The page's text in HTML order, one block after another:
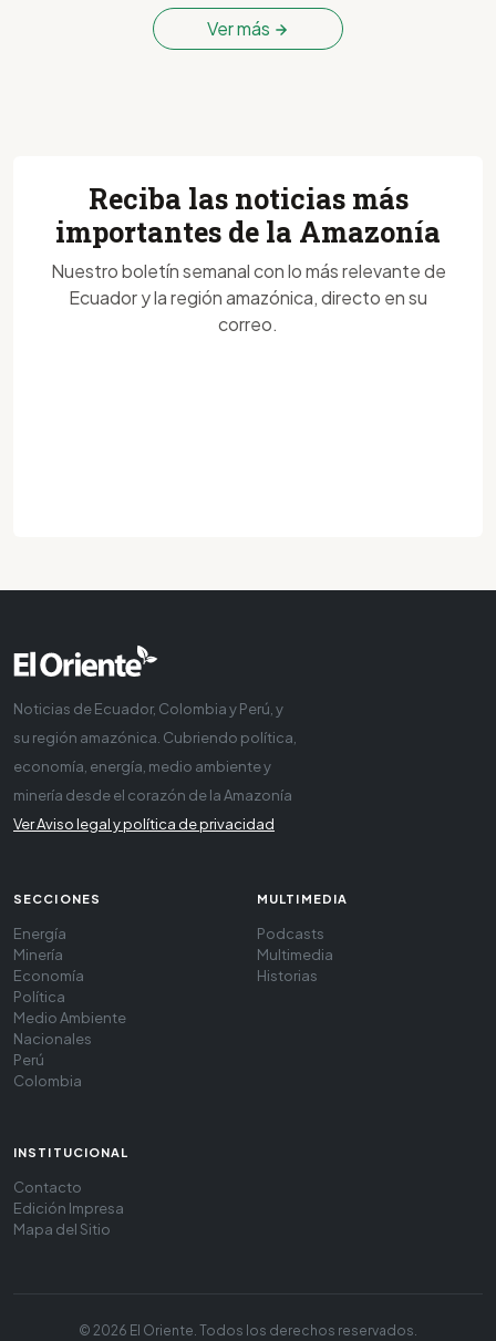
Ver más
Reciba las noticias más
importantes de la Amazonía
Nuestro boletín semanal con lo más relevante de
Ecuador y la región amazónica, directo en su
correo.
Noticias de Ecuador, Colombia y Perú, y
su región amazónica. Cubriendo política,
economía, energía, medio ambiente y
minería desde el corazón de la Amazonía
Ver Aviso legal y política de privacidad
SECCIONES
Energía
Minería
Economía
Política
Medio Ambiente
Nacionales
Perú
Colombia
MULTIMEDIA
Podcasts
Multimedia
Historias
INSTITUCIONAL
Contacto
Edición Impresa
Mapa del Sitio
© 2026 El Oriente. Todos los derechos reservados.